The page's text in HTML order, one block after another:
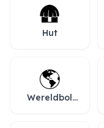
🛖
Hut
🌎
Wereldbol